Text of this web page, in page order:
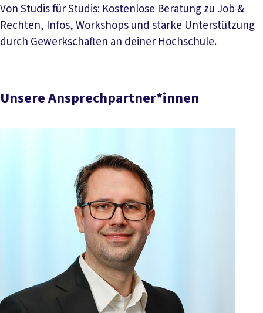
Von Studis für Studis: Kostenlose Beratung zu Job &
Rechten, Infos, Workshops und starke Unterstützung
durch Gewerkschaften an deiner Hochschule.
Unsere Ansprechpartner*innen